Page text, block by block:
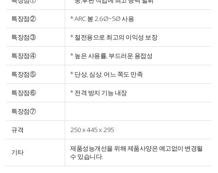
특장점② * ARC 봉 2.6Ø~5Ø 사용
특장점③ * 절전용으로 최고의 이익성 보장
특장점④ * 높은 사용률, 부드러운 용접성
특장점⑤ * 단상, 심상, 어느 쪽도 만족
특장점⑥ * 전격 방지 기능 내장
특장점⑦
규격 250 x 445 x 295
기타
제품성능개선을 위해 제품사양은 예고없이 변경될
수 있습니다.